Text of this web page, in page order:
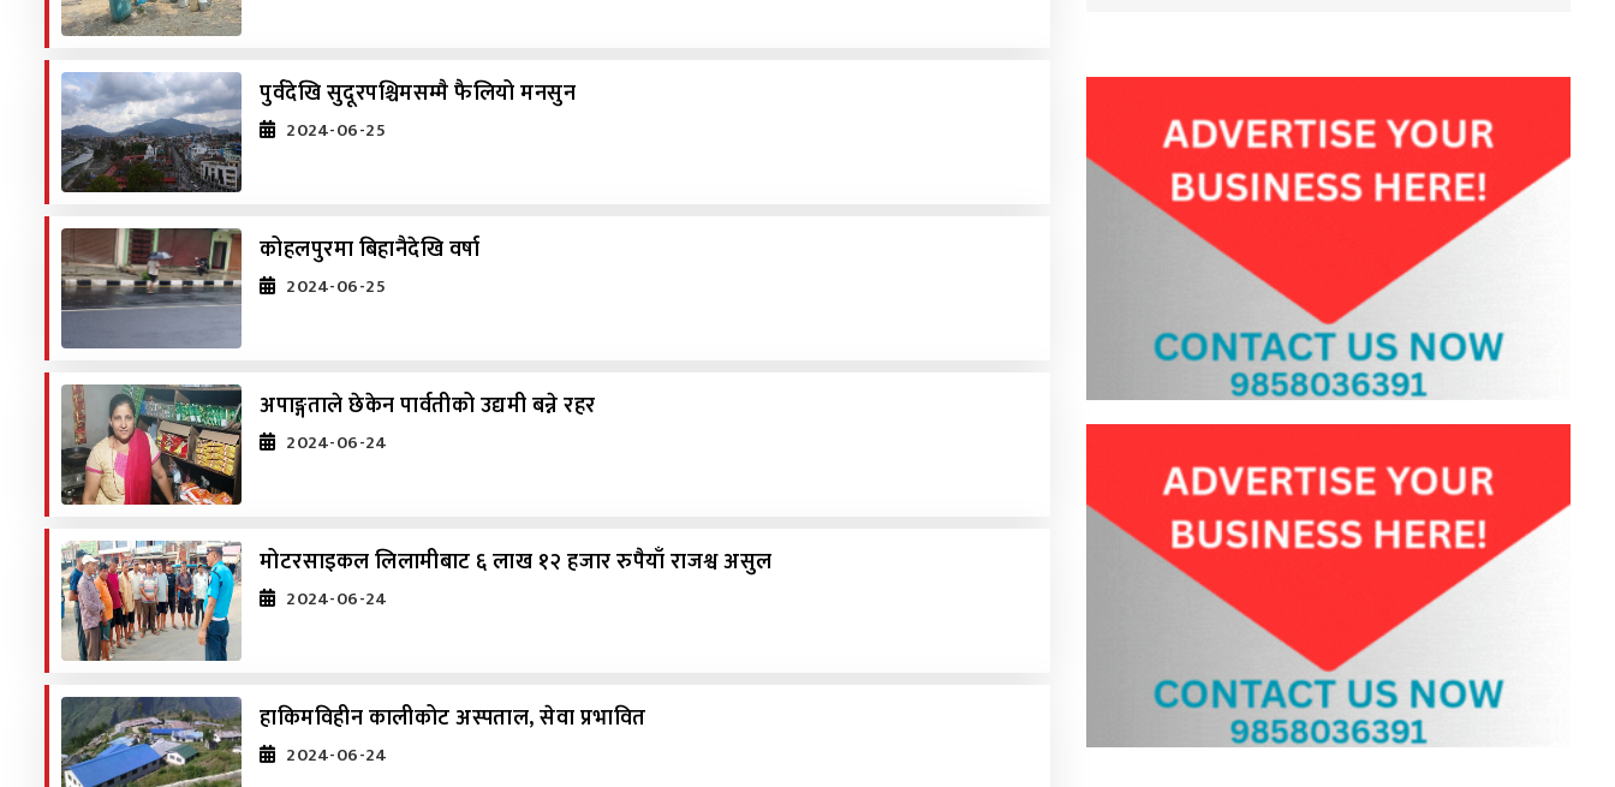
पुर्वदेखि सुदूरपश्चिमसम्मै फैलियो मनसुन
2024-06-25
कोहलपुरमा बिहानैदेखि वर्षा
2024-06-25
अपाङ्गताले छेकेन पार्वतीको उद्यमी बन्ने रहर
2024-06-24
मोटरसाइकल लिलामीबाट ६ लाख १२ हजार रुपैयाँ राजश्व असुल
2024-06-24
हाकिमविहीन कालीकोट अस्पताल, सेवा प्रभावित
2024-06-24